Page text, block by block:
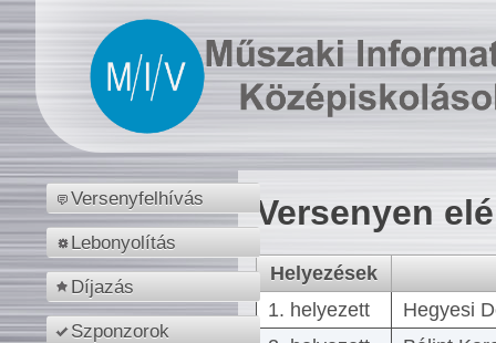
Versenyfelhívás
Lebonyolítás
Díjazás
Szponzorok
Versenyen
Helyezések
1. helyezett
Hegyesi